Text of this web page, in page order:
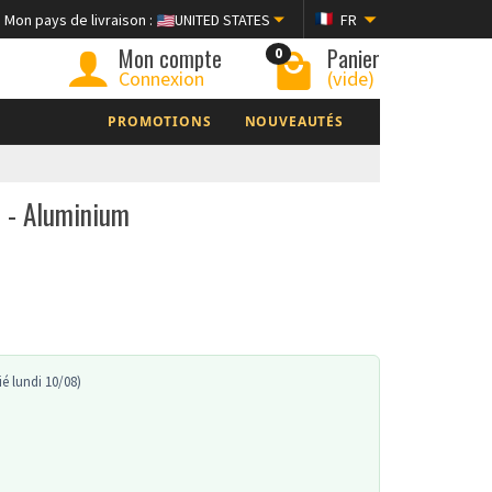
Mon pays de livraison : UNITED STATES FR
Mon compte
Connexion
0 Panier
(vide)
PROMOTIONS NOUVEAUTÉS
Aluminium
lundi 10/08)